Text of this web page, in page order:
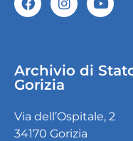
Archivio di
Gorizia
Via dell’Ospitale, 2
34170 Gorizia